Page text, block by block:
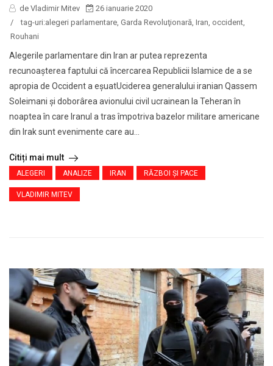
de Vladimir Mitev
26 ianuarie 2020
/
tag-uri:alegeri parlamentare, Garda Revoluţionară, Iran, occident,
Rouhani
Alegerile parlamentare din Iran ar putea reprezenta
recunoaşterea faptului că încercarea Republicii Islamice de a se
apropia de Occident a eşuatUciderea generalului iranian Qassem
Soleimani şi doborârea avionului civil ucrainean la Teheran în
noaptea în care Iranul a tras împotriva bazelor militare americane
din Irak sunt evenimente care au...
Citiți mai mult
ALEGERI ANALIZE IRAN RĂZBOI ŞI PACE
VLADIMIR MITEV